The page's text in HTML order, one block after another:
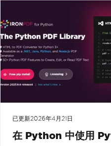
已更新2026年4月21日
在 Python 中使用